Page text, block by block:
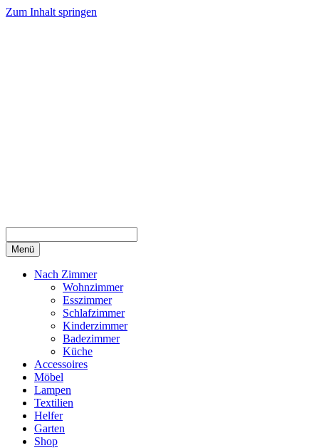
Zum Inhalt springen
Menü
Nach Zimmer
Wohnzimmer
Esszimmer
Schlafzimmer
Kinderzimmer
Badezimmer
Küche
Accessoires
Möbel
Lampen
Textilien
Helfer
Garten
Shop